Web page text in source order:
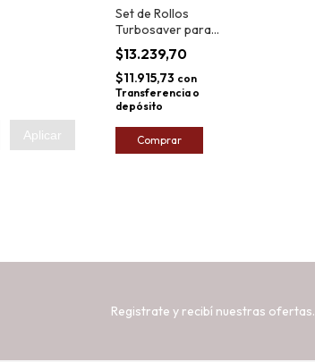
Aplicar
Set de Rollos
Turbosaver para
Envasar al Vacío
5mts 90micron
$13.239,70
$11.915,73 con
Transferencia o
depósito
Comprar
Registrate y recibí nuestras ofertas.